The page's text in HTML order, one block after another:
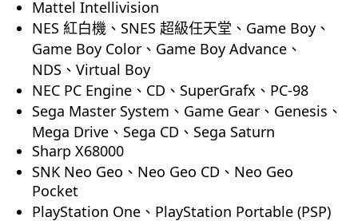
Mattel Intellivision
NES 紅白機、SNES 超級任天堂、Game Boy、
Game Boy Color、Game Boy Advance、
NDS、Virtual Boy
NEC PC Engine、CD、SuperGrafx、PC-98
Sega Master System、Game Gear、Genesis、
Mega Drive、Sega CD、Sega Saturn
Sharp X68000
SNK Neo Geo、Neo Geo CD、Neo Geo
Pocket
PlayStation One、PlayStation Portable (PSP)